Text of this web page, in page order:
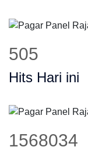
648
Hits Hari ini
2012701